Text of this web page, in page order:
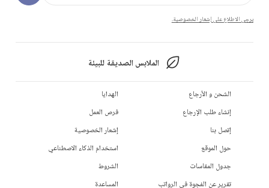
يرجى الاطلاع على إشعار الخصوصية.
الملابس الصديقة للبيئة
الشحن و الأرجاع
إنشاء طلب الإرجاع
إتصل بنا
حول الموقع
جدول المقاسات
تقرير عن الفجوة في الرواتب
الهدايا
فرص العمل
إشعار الخصوصية
استخدام الذكاء الاصطناعي
الشروط
المساعدة